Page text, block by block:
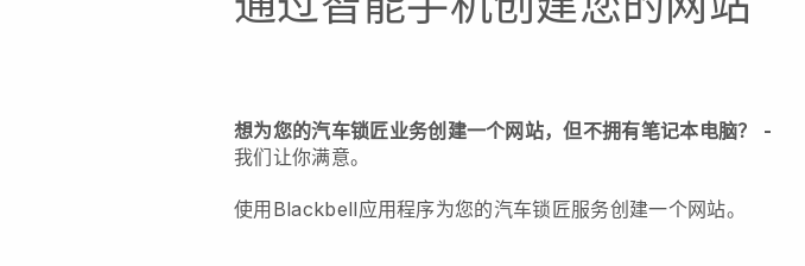
想为您的汽车锁匠业务创建一个网站，但不拥有笔记本电脑？
-
我们让你满意。
使用Blackbell应用程序为您的汽车锁匠服务创建一个网站。